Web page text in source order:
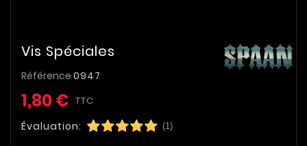
Vis Spéciales
Référence 0947
1,80 € TTC
Évaluation: (1)